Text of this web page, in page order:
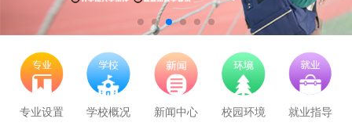
专业设置 学校概况 新闻中心 校园环境 就业指导
通信运营服务 26 技能证书+学历证书 立即预约
计算机应用与维修 50 43 技能证书+学历证书 立即预约
幼儿教育 150 129 技能证书+学历证书 立即预约
轨道交通车辆运检 50 43 技能证书+学历证书 立即预约
铁路客运服务 150 129 技能证书+学历证书 立即预约